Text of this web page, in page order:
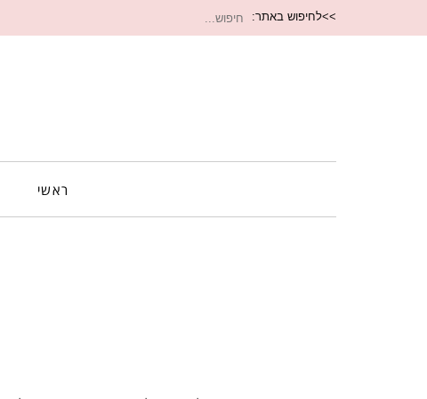
>>לחיפוש באתר: חיפוש
ראשי